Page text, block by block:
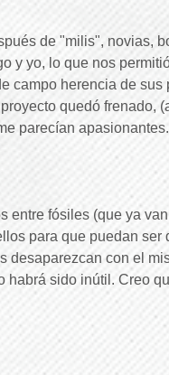
de "milis", novias,
y yo, lo que nos
campo herencia de
quedó frenado,
parecían
fósiles (que ya
para que puedan
desaparezcan con el
habrá sido inútil. Creo